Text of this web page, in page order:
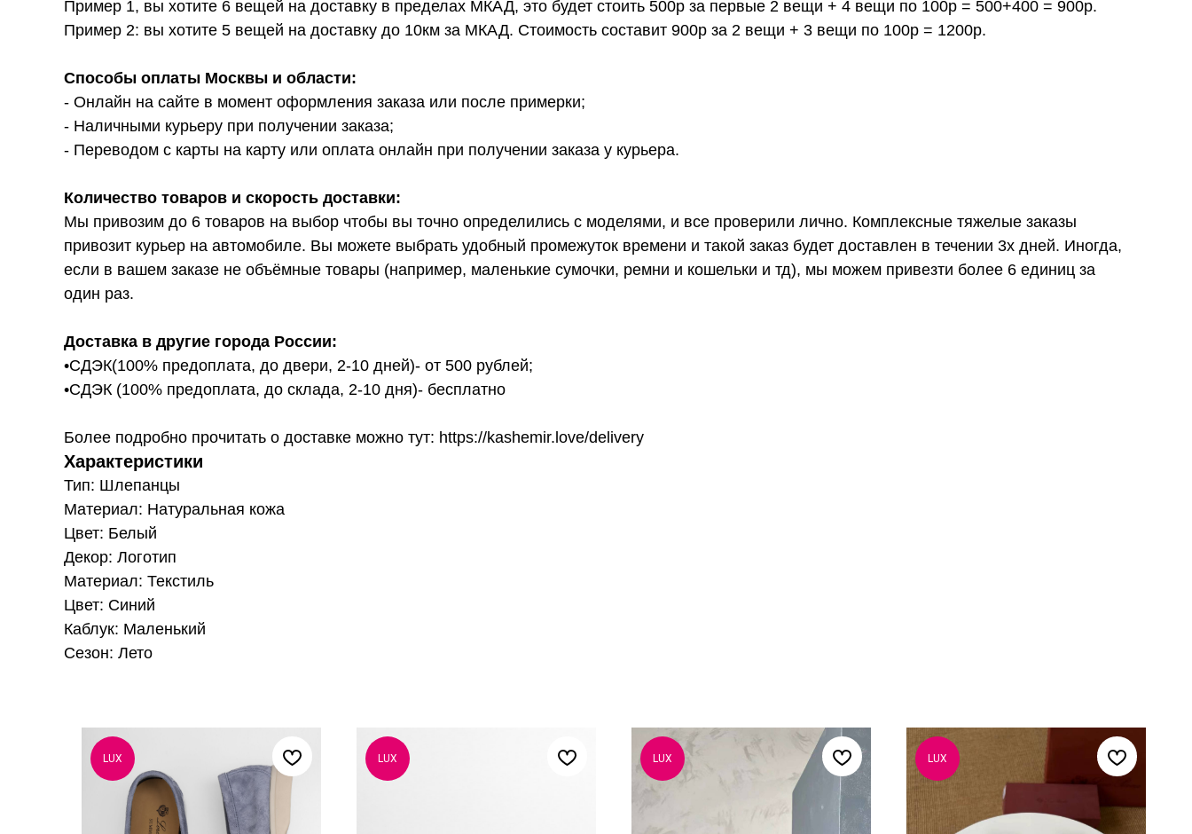
Пример 1, вы хотите 6 вещей на доставку в пределах МКАД, это будет стоить 500р за первые 2 вещи + 4 вещи по 100р = 500+400 = 900р.
Пример 2: вы хотите 5 вещей на доставку до 10км за МКАД. Стоимость составит 900р за 2 вещи + 3 вещи по 100р = 1200р.
Способы оплаты Москвы и области:
- Онлайн на сайте в момент оформления заказа или после примерки;
- Наличными курьеру при получении заказа;
- Переводом с карты на карту или оплата онлайн при получении заказа у курьера.
Количество товаров и скорость доставки:
Мы привозим до 6 товаров на выбор чтобы вы точно определились с моделями, и все проверили лично. Комплексные тяжелые заказы
привозит курьер на автомобиле. Вы можете выбрать удобный промежуток времени и такой заказ будет доставлен в течении 3х дней. Иногда,
если в вашем заказе не объёмные товары (например, маленькие сумочки, ремни и кошельки и тд), мы можем привезти более 6 единиц за
один раз.
Доставка в другие города России:
•СДЭК(100% предоплата, до двери, 2-10 дней)- от 500 рублей;
•СДЭК (100% предоплата, до склада, 2-10 дня)- бесплатно
Более подробно прочитать о доставке можно тут: https://kashemir.love/delivery
Характеристики
Тип: Шлепанцы
Материал: Натуральная кожа
Цвет: Белый
Декор: Логотип
Материал: Текстиль
Цвет: Синий
Каблук: Маленький
Сезон: Лето
LUX LUX LUX LUX